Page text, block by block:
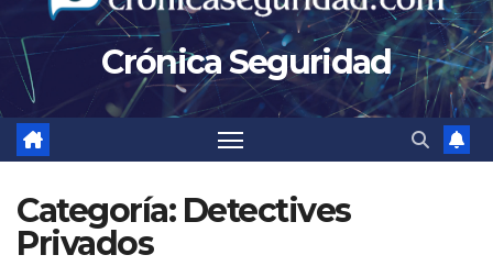
Crónica Seguridad
Categoría: Detectives
Privados